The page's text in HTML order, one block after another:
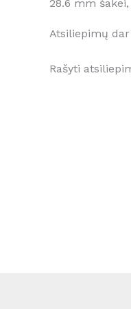
28.6 mm
Atsiliepimų
Rašyti